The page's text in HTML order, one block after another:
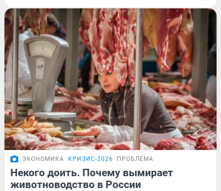
ЭКОНОМИКА КРИЗИС-2026 ПРОБЛЕМА
Некого доить. Почему вымирает
животноводство в России